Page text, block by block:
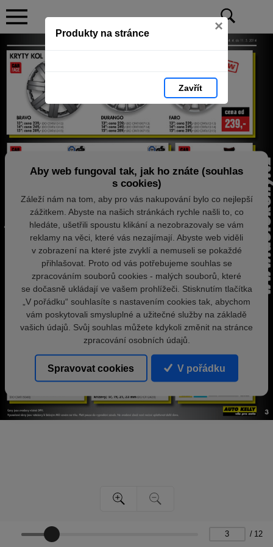
Produkty na stránce ×
Zavřít
/ 12
Aby web fungoval tak, jak ho znáte (souhlas
s cookies)
Záleží nám na tom, aby pro vás nakupování bylo co nejlepší
zážitkem. Abyste na našich stránkách rychle našli to, co
hledáte, ušetřili spoustu klikání a nezobrazovaly se vám
reklamy na věci, které vás nezajímají. Abyste web viděli
v zobrazení na které jste zvyklí a nemuseli se pokaždé
přihlašovat. Proto od vás potřebujeme souhlas se
zpracováním souborů cookies - malých souborů, které
se dočasně ukládají ve vašem prohlížeči. Stisknutím tlačítka
„V pořádku“ souhlasíte s nastavením cookies tak, abychom
vám poskytovali smysluplné a užitečné služby na základě
vašich údajů. Svůj souhlas můžete kdykoli změnit na stránce
zpracování osobních údajů.
Spravovat cookies V pořádku